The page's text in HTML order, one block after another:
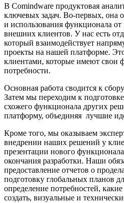
В Comindware продуктовая
ключевых задач. Во-первых, она
и использования функционала
внешних клиентов. У нас есть
который взаимодействует
проекты на нашей платформе.
клиентами, которые имеют свои
потребности.
Основная работа сводится к
Затем мы переходим к
схожего функционала других
платформу, объединяя лучшие
Кроме того, мы оказываем
внедрении наших решений у
презентации нового
окончания разработки. Наши
предоставление отчетов о
подготовку глобальных планов
определение потребностей,
создать, визуальные и